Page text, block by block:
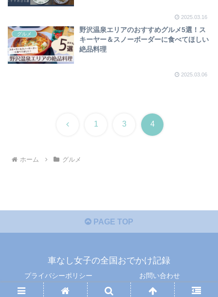
2025.03.16
グルメ
野沢温泉エリアのおすすめグルメ5選！ス
キーヤー＆スノーボーダーに食べてほしい
絶品料理
2025.03.06
前 1 3 4
ホーム グルメ
PAGE TOP
車なし女子の全国おでかけ記録
プライバシーポリシー お問い合わせ
© 2026 車なし女子の全国おでかけ記録.